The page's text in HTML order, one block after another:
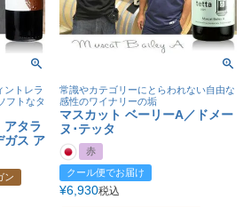
ントレラ
フトなタ
タラ
ス ア
ン
常識やカテゴリーにとらわれない自由な
感性のワイナリーの垢
マスカット ベーリーA／ドメー
ヌ･テッタ
赤
クール便でお届け
¥6,930税込